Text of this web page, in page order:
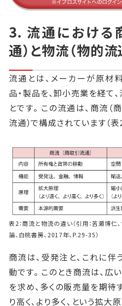
3. 流通における
通）と物流（物的流
流通とは、メーカーが原材
品・製品を、卸小売業を経て
とです。この流通は、商流（
流通）で構成されています（表2
表2：商流と物流の違い（引用：苦瀬博仁
論、白桃書房、2017年、P.29-35）
商流は、受発注と、これに
動です。このとき商流は、広
を求め、多くの販売量を期待
り高く、より多く、という拡